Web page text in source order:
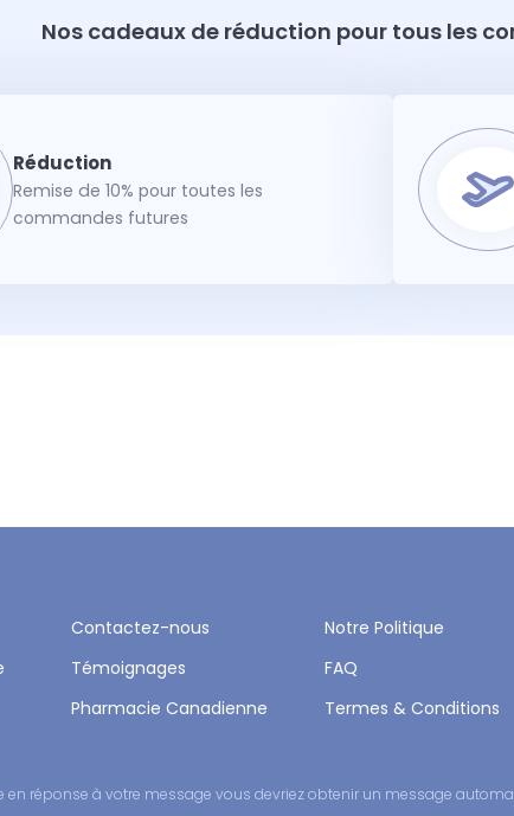
Nos cadeaux de réduction pour tous les
Remise de 10% pour toutes les
commandes futures
Contactez-nous
Notre Politique
Témoignages
FAQ
Pharmacie Canadienne Termes & Conditions
en réponse à votre message vous devriez obtenir un message